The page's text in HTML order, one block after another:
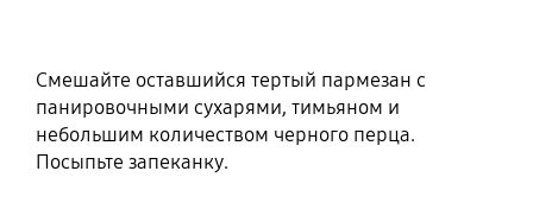
Смешайте оставшийся тертый пармезан с
панировочными сухарями, тимьяном и
небольшим количеством черного перца.
Посыпьте запеканку.